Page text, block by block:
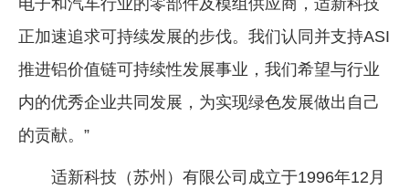
正加速追求可持续发展的步伐。我们认同并支持ASI
推进铝价值链可持续性发展事业，我们希望与行业
内的优秀企业共同发展，为实现绿色发展做出自己
的贡献。”
适新科技（苏州）有限公司成立于1996年12月